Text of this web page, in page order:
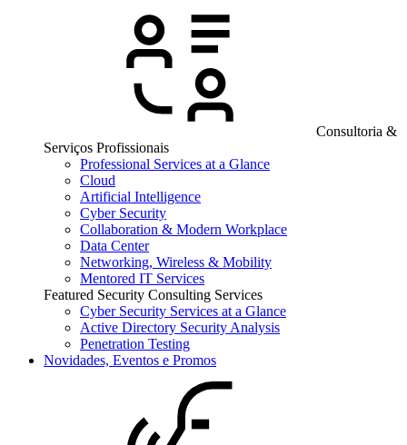
Consultoria &
Serviços Profissionais
Professional Services at a Glance
Cloud
Artificial Intelligence
Cyber Security
Collaboration & Modern Workplace
Data Center
Networking, Wireless & Mobility
Mentored IT Services
Featured Security Consulting Services
Cyber Security Services at a Glance
Active Directory Security Analysis
Penetration Testing
Novidades, Eventos e Promos